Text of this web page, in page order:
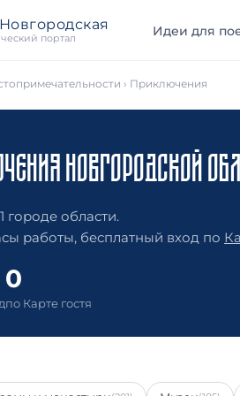
портал
Идеи для
› Приключения
НОВГОРОДСКОЙ
городе области.
работы, бесплатный вход по
0
по Карте гостя